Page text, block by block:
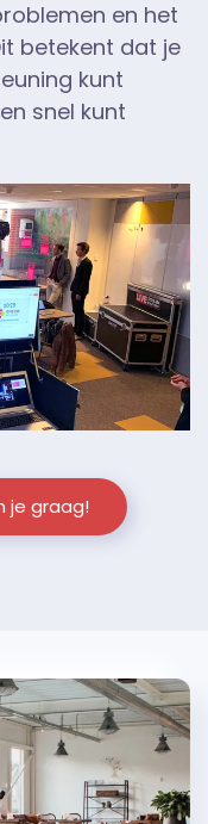
en het
betekent dat je
kunt
snel kunt
je graag!